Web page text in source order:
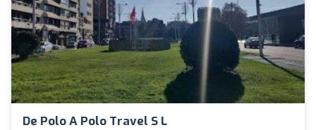
De Polo A Polo Travel S L